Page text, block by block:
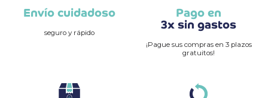
Envío cuidadoso
seguro y rápido
Pago en
3x sin gastos
¡Pague sus compras en 3 plazos
gratuitos!